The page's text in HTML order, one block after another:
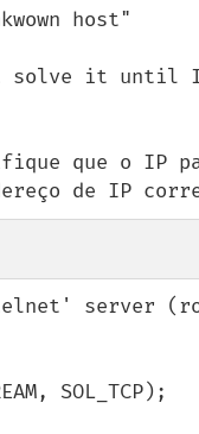
solve it until
que o IP
de IP
server
SOL_TCP);